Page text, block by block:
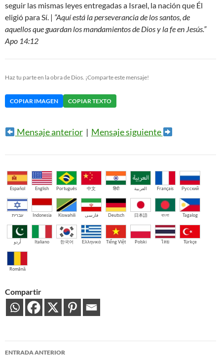
seguir las mismas leyes entregadas a Israel, la nación que Él
eligió para Sí. | “Aquí está la perseverancia de los santos, de
aquellos que guardan los mandamientos de Dios y la fe en Jesús.”
Apo 14:12
Haz tu parte en la obra de Dios. ¡Comparte este mensaje!
COPIAR IMAGEN COPIAR TEXTO
Mensaje anterior| Mensaje siguiente
Español English Português 中文 हिंदी العربية Français Русский
עברית Indonesia Kiswahili فارسی Deutsch 日本語 বাংলা Tagalog
اُردو Italiano 한국어 Ελληνικά Tiếng Việt Polski ไทย Türkçe
Română
Compartir
Navegación
ENTRADA ANTERIOR